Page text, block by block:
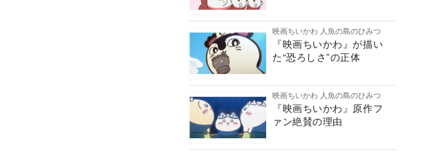
映画ちいかわ 人魚の島のひみつ
『映画ちいかわ』が描い
た“恐ろしさ”の正体
映画ちいかわ 人魚の島のひみつ
『映画ちいかわ』原作フ
ァン絶賛の理由